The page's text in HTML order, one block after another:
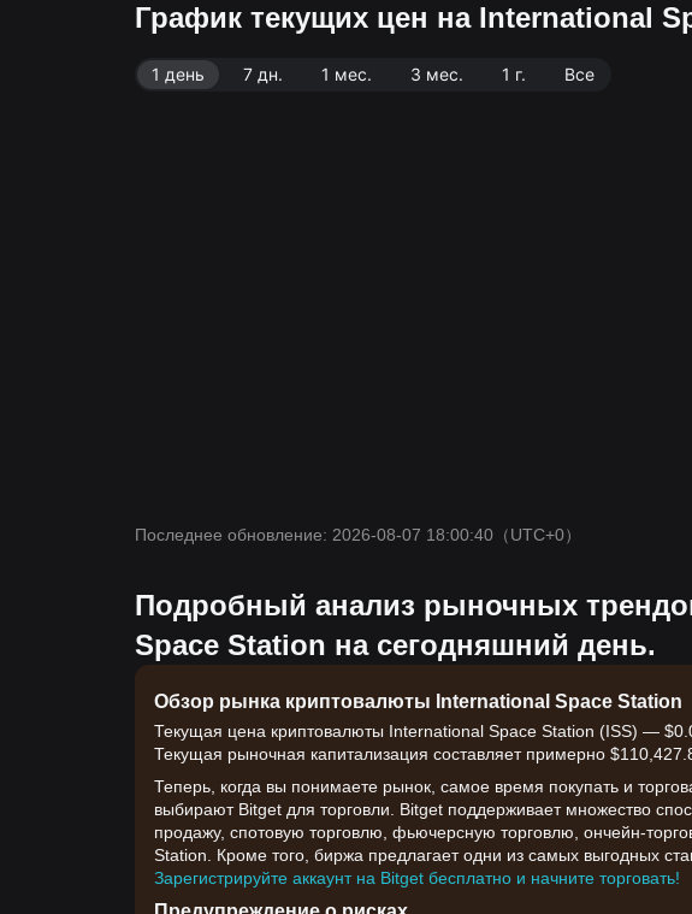
График текущих цен на International
1 день 7 дн. 1 мес. 3 мес. 1 г. Все
Последнее обновление: 2026-08-07 18:00:40 （UTC+0）
Подробный анализ рыночных
Space Station на сегодняшний день.
Обзор рынка криптовалюты International Space Station
Текущая цена криптовалюты International Space Station (ISS) —
Текущая рыночная капитализация составляет примерно
Теперь, когда вы понимаете рынок, самое время покупать и
выбирают Bitget для торговли. Bitget поддерживает множество
продажу, спотовую торговлю, фьючерсную торговлю, ончейн-
Station. Кроме того, биржа предлагает одни из самых выгодных
Зарегистрируйте аккаунт на Bitget бесплатно и начните торговать!